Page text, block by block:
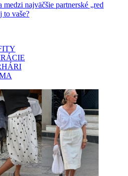
medzi najväčšie partnerské „red
to vaše?